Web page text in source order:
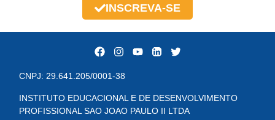
INSCREVA-SE
CNPJ: 29.641.205/0001-38
INSTITUTO EDUCACIONAL E DE DESENVOLVIMENTO
PROFISSIONAL SAO JOAO PAULO II LTDA